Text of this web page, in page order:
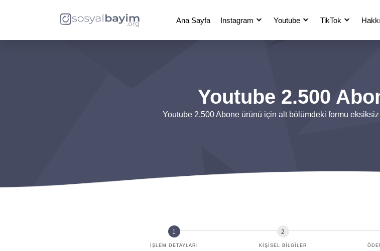
Ana Sayfa Instagram Youtube TikTok
Youtube 2.500
Youtube 2.500 Abone ürünü için alt bölümdeki formu
İŞLEM DETAYLARI KIŞISEL BILGILER